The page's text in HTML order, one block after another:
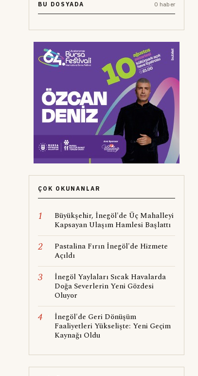
BU DOSYADA 0 haber
ÇOK OKUNANLAR
1
Büyükşehir, İnegöl'de Üç Mahalleyi
Kapsayan Ulaşım Hamlesi Başlattı
2
Pastalina Fırın İnegöl'de Hizmete
Açıldı
3
İnegöl Yaylaları Sıcak Havalarda
Doğa Severlerin Yeni Gözdesi
Oluyor
4
İnegöl'de Geri Dönüşüm
Faaliyetleri Yükselişte: Yeni Geçim
Kaynağı Oldu